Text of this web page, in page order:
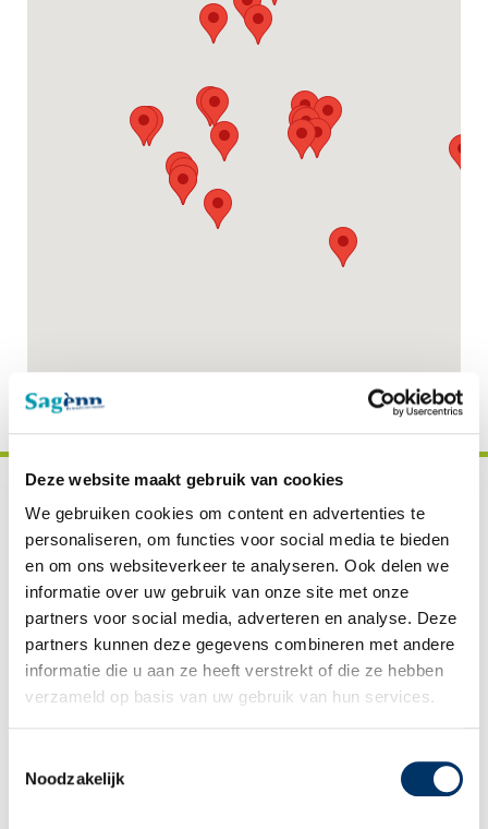
Deze website maakt gebruik van cookies
We gebruiken cookies om content en advertenties te
personaliseren, om functies voor social media te bieden
en om ons websiteverkeer te analyseren. Ook delen we
informatie over uw gebruik van onze site met onze
partners voor social media, adverteren en analyse. Deze
partners kunnen deze gegevens combineren met andere
informatie die u aan ze heeft verstrekt of die ze hebben
verzameld op basis van uw gebruik van hun services.
Noodzakelijk
Sagènn Educatie
Examenreglement